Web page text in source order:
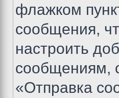
флажком
сообщения,
настроить
сообщениям,
«Отправка